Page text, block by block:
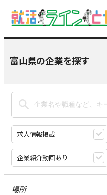
富山県の企業を探す
求人情報掲載
企業紹介動画あり
場所